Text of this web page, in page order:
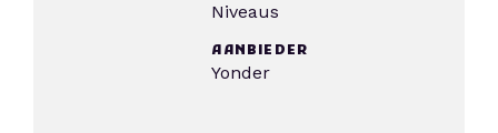
Niveaus
AANBIEDER
Yonder